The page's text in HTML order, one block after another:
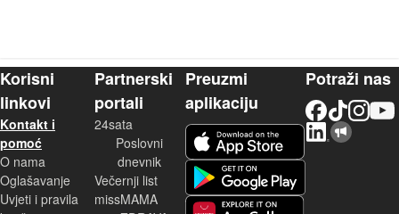
Korisni
linkovi
Kontakt i
pomoć
O nama
Oglašavanje
Uvjeti i pravila
Partnerski
portali
24sata
Poslovni
dnevnik
Večernji list
missMAMA
Preuzmi
aplikaciju
Potraži nas